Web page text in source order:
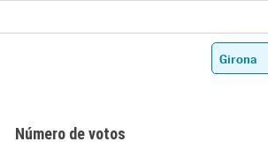
Número de votos